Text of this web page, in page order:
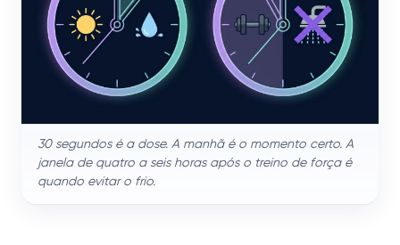
30 segundos é a dose. A manhã é o momento certo. A
janela de quatro a seis horas após o treino de força é
quando evitar o frio.